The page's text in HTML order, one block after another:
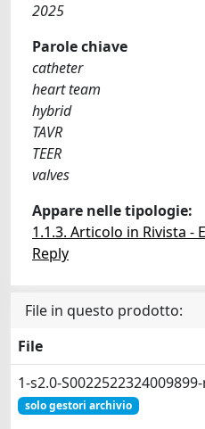
2025
Parole chiave
catheter
heart team
hybrid
TAVR
TEER
valves
Appare nelle tipologie:
1.1.3. Articolo in Rivista -
Reply
File in questo prodotto:
File
1-s2.0-
solo gestori archivio